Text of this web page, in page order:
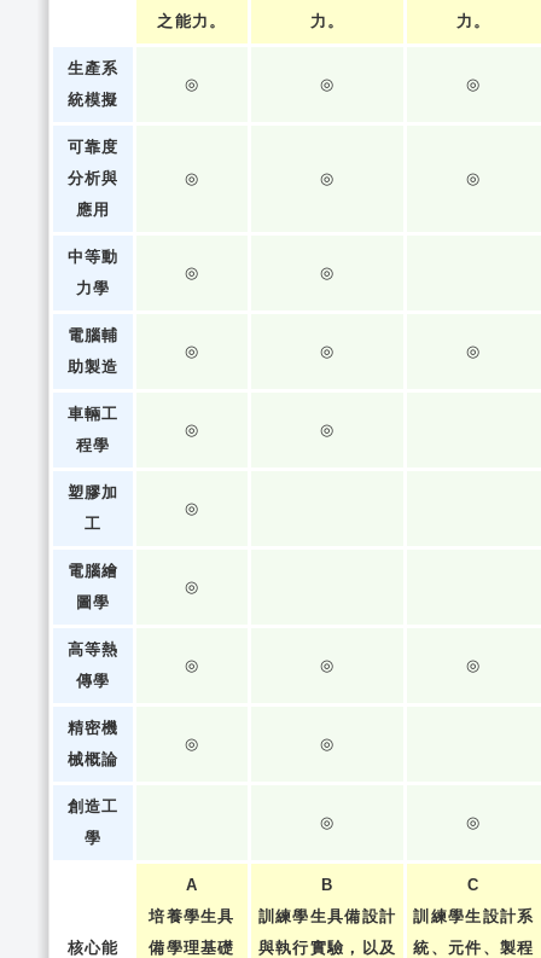
之能力。
力。
力。
生產系
統模擬
◎ ◎ ◎
可靠度
分析與
應用
◎ ◎ ◎
中等動
力學
◎ ◎
電腦輔
助製造
◎ ◎ ◎
車輛工
程學
◎ ◎
塑膠加
工
◎
電腦繪
圖學
◎
高等熱
傳學
◎ ◎ ◎
精密機
械概論
◎ ◎
創造工
學
◎ ◎
核心能
A
培養學生具
備學理基礎
B
訓練學生具備設計
與執行實驗，以及
C
訓練學生設計系
統、元件、製程